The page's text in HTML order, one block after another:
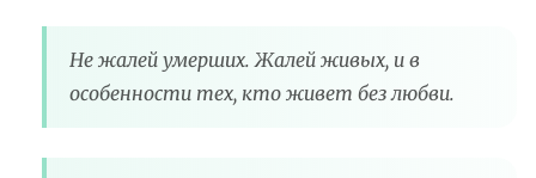
Не жалей умерших. Жалей живых, и в
особенности тех, кто живет без любви.